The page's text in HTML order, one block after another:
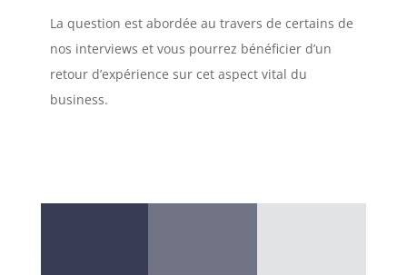
La question est abordée au travers de certains de
nos interviews et vous pourrez bénéficier d’un
retour d’expérience sur cet aspect vital du
business.